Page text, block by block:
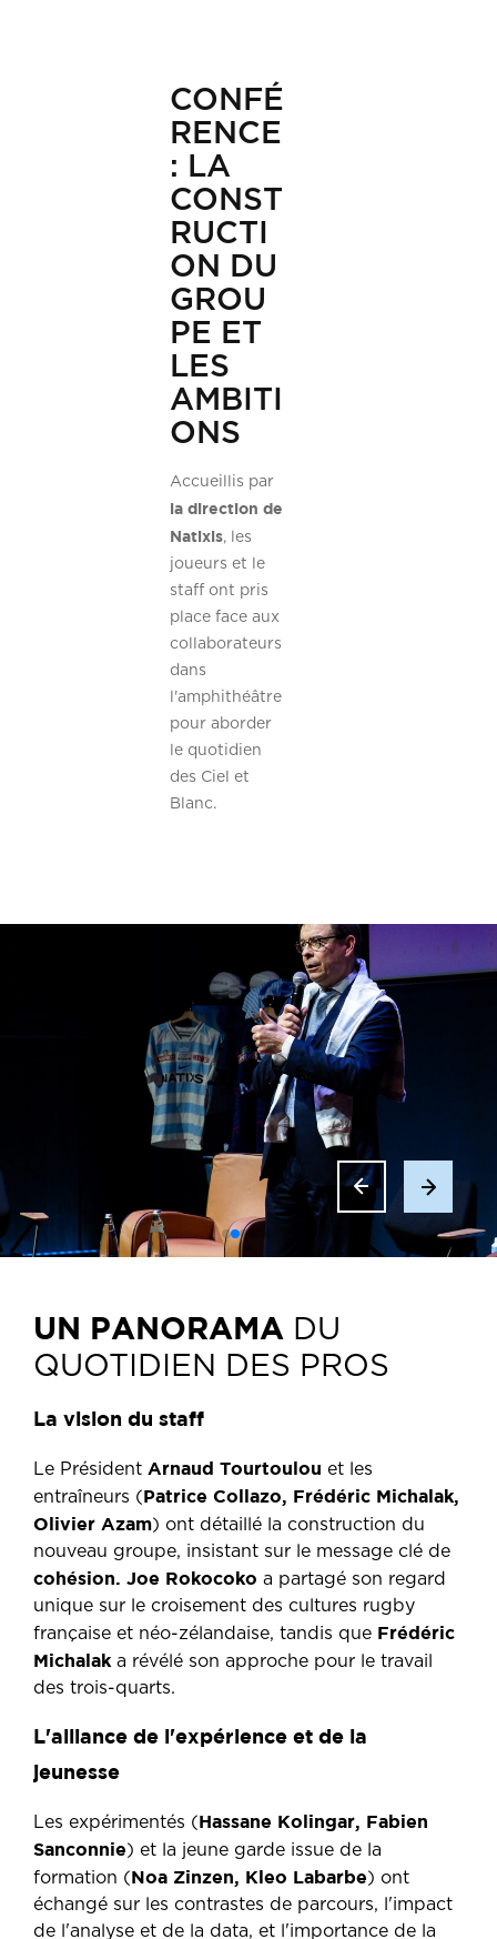
CONFÉ
RENCE
: LA
CONST
RUCTI
ON DU
GROU
PE ET
LES
AMBITI
ONS
Accueillis par
la direction de
Natixis, les
joueurs et le
staff ont pris
place face aux
collaborateurs
dans
l'amphithéâtre
pour aborder
le quotidien
des Ciel et
Blanc.
UN PANORAMA DU
QUOTIDIEN DES PROS
La vision du staff
Le Président Arnaud Tourtoulou et les
entraîneurs (Patrice Collazo, Frédéric Michalak,
Olivier Azam) ont détaillé la construction du
nouveau groupe, insistant sur le message clé de
cohésion. Joe Rokocoko a partagé son regard
unique sur le croisement des cultures rugby
française et néo-zélandaise, tandis que Frédéric
Michalak a révélé son approche pour le travail
des trois-quarts.
L'alliance de l'expérience et de la
jeunesse
Les expérimentés (Hassane Kolingar, Fabien
Sanconnie) et la jeune garde issue de la
formation (Noa Zinzen, Kleo Labarbe) ont
échangé sur les contrastes de parcours, l'impact
de l'analyse et de la data, et l'importance de la